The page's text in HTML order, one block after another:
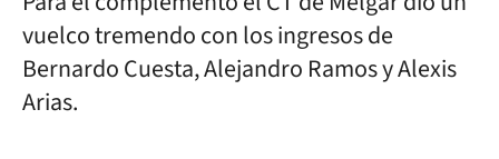
vuelco tremendo con los ingresos de
Bernardo Cuesta, Alejandro Ramos y Alexis
Arias.